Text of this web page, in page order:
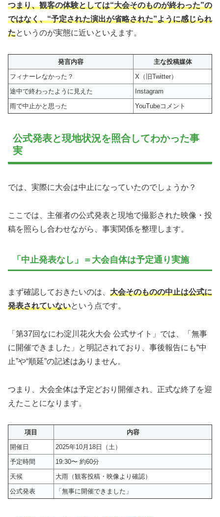
つまり、観客の体験としては“大会そのものが終わった”の
ではなく、“予定された演出が省略された”ように感じられ
たというのが実態に近いといえます。
発言内容
主な投稿媒体
フィナーレなかった？
X（旧Twitter）
途中で終わったように見えた
Instagram
雨で中止かと思った
YouTubeコメント
公式発表と現地状況を照合してわかった事
実
では、実際に大会は中止になっていたのでしょうか？
ここでは、主催者の公式発表と現地で撮影された映像・投
稿を照らし合わせながら、事実関係を整理します。
「中止発表なし」＝大会自体は予定通り実施
まず確認しておきたいのは、 大会そのものの中止は公式に
発表されていないという点です。
「第37回なにわ淀川花火大会 公式サイト」では、「無事
に開催できました」と明記されており、事後報告にも“中
止”や“順延”の記述はありません。
つまり、大会全体は予定どおり開催され、正式な終了を迎
えたことになります。
項目
内容
開催日
2025年10月18日（土）
予定時間
19:30〜 約60分
天候
大雨（観客投稿・映像より確認）
公式発表
「無事に開催できました」